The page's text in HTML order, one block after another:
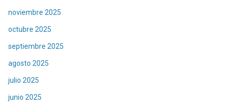
noviembre 2025
octubre 2025
septiembre 2025
agosto 2025
julio 2025
junio 2025